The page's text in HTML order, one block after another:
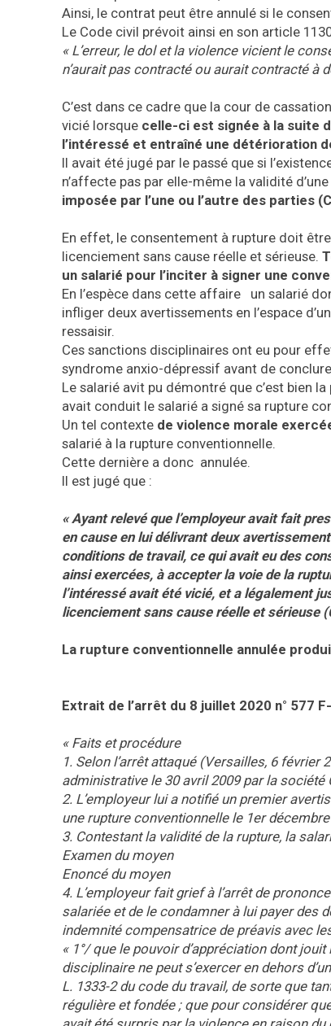
Ainsi, le contrat peut être annulé si le
Le Code civil prévoit ainsi en son article
« L’erreur, le dol et la violence vicient le
n’aurait pas contracté ou aurait contracté
C’est dans ce cadre que la cour de
vicié lorsque celle-ci est signée à la suite
l’intéressé et entraîné une détérioration
Il avait été jugé par le passé que si
n’affecte pas par elle-même la validité
imposée par l’une ou l’autre des parties
En effet, le consentement à rupture doit
licenciement sans cause réelle et sérieuse.
un salarié pour l’inciter à signer une
En l’espèce dans cette affaire un salarié
infliger deux avertissements en l’espace
ressaisir.
Ces sanctions disciplinaires ont eu pour
syndrome anxio-dépressif avant de
Le salarié avit pu démontré que c’est bien
avait conduit le salarié a signé sa rupture
Un tel contexte de violence morale
salarié à la rupture conventionnelle.
Cette dernière a donc annulée.
Il est jugé que :
« Ayant relevé que l’employeur avait fait
en cause en lui délivrant deux
conditions de travail, ce qui avait eu des
ainsi exercées, à accepter la voie de la
l’intéressé avait été vicié, et a légalement
licenciement sans cause réelle et sérieuse
La rupture conventionnelle annulée
Extrait de l’arrêt du 8 juillet 2020 n° 577
« Faits et procédure
1. Selon l’arrêt attaqué (Versailles, 6
administrative le 30 avril 2009 par la société
2. L’employeur lui a notifié un premier
une rupture conventionnelle le 1er
3. Contestant la validité de la rupture, la
Examen du moyen
Enoncé du moyen
4. L’employeur fait grief à l’arrêt de
salariée et de le condamner à lui payer des
indemnité compensatrice de préavis avec
« 1°/ que le pouvoir d’appréciation dont
disciplinaire ne peut s’exercer en dehors
L. 1333-2 du code du travail, de sorte que
régulière et fondée ; que pour considérer